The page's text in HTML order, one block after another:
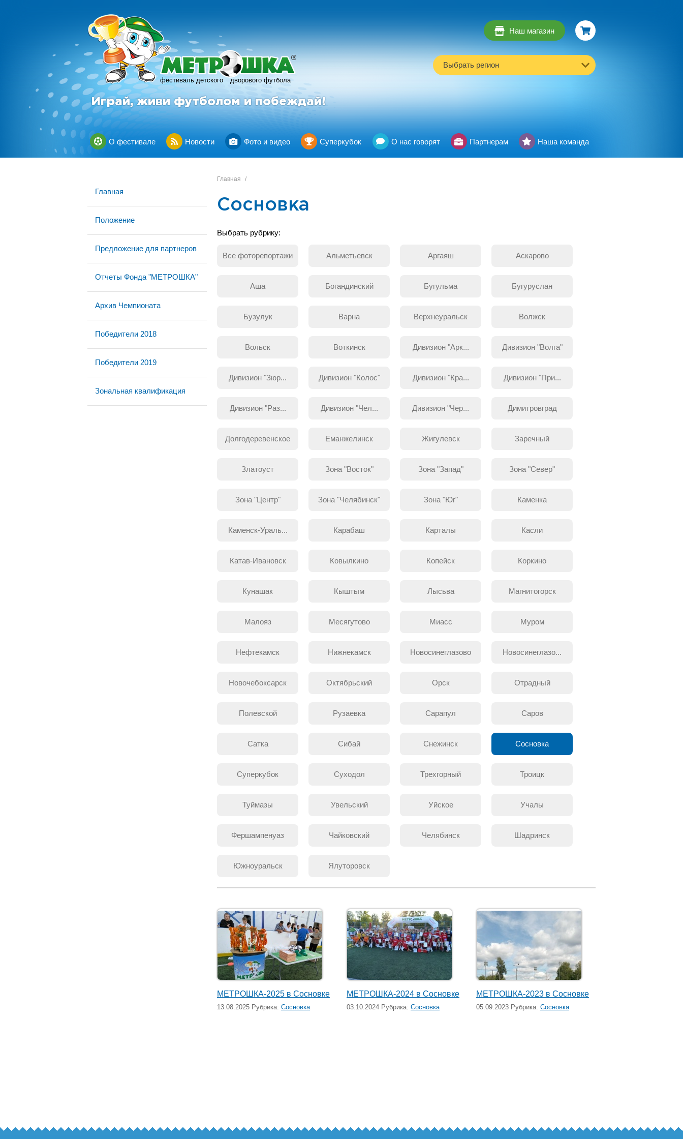
фестиваль детского дворового футбола
R
Играй, живи футболом и побеждай!
Наш магазин
Выбрать регион
О фестивале Новости Фото и видео Суперкубок О нас говорят Партнерам Наша команда
Главная
Положение
Предложение для партнеров
Отчеты Фонда "МЕТРОШКА"
Архив Чемпионата
Победители 2018
Победители 2019
Зональная квалификация
Главная /
Сосновка
Выбрать рубрику:
Все фоторепортажи Альметьевск Аргаяш Аскарово
Аша Богандинский Бугульма Бугуруслан
Бузулук Варна Верхнеуральск Волжск
Вольск Воткинск Дивизион "Арк... Дивизион "Волга"
Дивизион "Зюр... Дивизион "Колос" Дивизион "Кра... Дивизион "При...
Дивизион "Раз... Дивизион "Чел... Дивизион "Чер... Димитровград
Долгодеревенское Еманжелинск Жигулевск Заречный
Златоуст Зона "Восток" Зона "Запад" Зона "Север"
Зона "Центр" Зона "Челябинск" Зона "Юг" Каменка
Каменск-Ураль... Карабаш Карталы Касли
Катав-Ивановск Ковылкино Копейск Коркино
Кунашак Кыштым Лысьва Магнитогорск
Малояз Месягутово Миасс Муром
Нефтекамск Нижнекамск Новосинеглазово Новосинеглазо...
Новочебоксарск Октябрьский Орск Отрадный
Полевской Рузаевка Сарапул Саров
Сатка Сибай Снежинск Сосновка
Суперкубок Суходол Трехгорный Троицк
Туймазы Увельский Уйское Учалы
Фершампенуаз Чайковский Челябинск Шадринск
Южноуральск Ялуторовск
МЕТРОШКА-2025 в Сосновке
13.08.2025 Рубрика: Сосновка
МЕТРОШКА-2024 в Сосновке
03.10.2024 Рубрика: Сосновка
МЕТРОШКА-2023 в Сосновке
05.09.2023 Рубрика: Сосновка